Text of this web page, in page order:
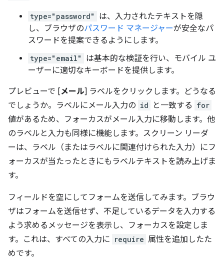
type="password"
は、入力されたテキストを隠
し、ブラウザのパスワード マネージャーが安全なパ
スワードを提案できるようにします。
type="email"
は基本的な検証を行い、モバイル ユ
ーザーに適切なキーボードを提供します。
プレビューで [メール] ラベルをクリックします。どうなる
でしょうか。ラベルにメール入力の id と一致する for
値があるため、フォーカスがメール入力に移動します。他
のラベルと入力も同様に機能します。スクリーン リーダ
ーは、ラベル（またはラベルに関連付けられた入力）にフ
ォーカスが当たったときにもラベルテキストを読み上げま
す。
フィールドを空にしてフォームを送信してみます。ブラウ
ザはフォームを送信せず、不足しているデータを入力する
よう求めるメッセージを表示し、フォーカスを設定しま
す。これは、すべての入力に require 属性を追加したた
めです。